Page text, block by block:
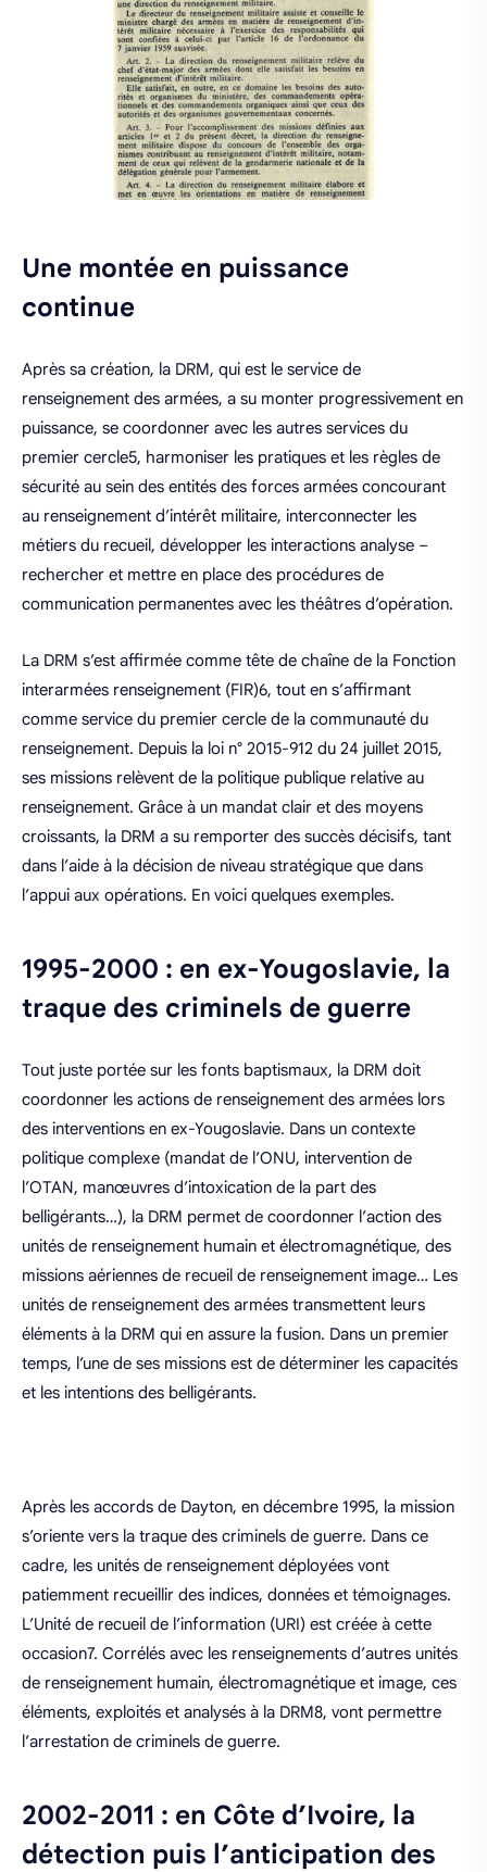
Une montée en puissance
continue
Après sa création, la DRM, qui est le service de
renseignement des armées, a su monter progressivement en
puissance, se coordonner avec les autres services du
premier cercle5, harmoniser les pratiques et les règles de
sécurité au sein des entités des forces armées concourant
au renseignement d’intérêt militaire, interconnecter les
métiers du recueil, développer les interactions analyse –
rechercher et mettre en place des procédures de
communication permanentes avec les théâtres d’opération.
La DRM s’est affirmée comme tête de chaîne de la Fonction
interarmées renseignement (FIR)6, tout en s’affirmant
comme service du premier cercle de la communauté du
renseignement. Depuis la loi n° 2015-912 du 24 juillet 2015,
ses missions relèvent de la politique publique relative au
renseignement. Grâce à un mandat clair et des moyens
croissants, la DRM a su remporter des succès décisifs, tant
dans l’aide à la décision de niveau stratégique que dans
l’appui aux opérations. En voici quelques exemples.
1995-2000 : en ex-Yougoslavie, la
traque des criminels de guerre
Tout juste portée sur les fonts baptismaux, la DRM doit
coordonner les actions de renseignement des armées lors
des interventions en ex-Yougoslavie. Dans un contexte
politique complexe (mandat de l’ONU, intervention de
l’OTAN, manœuvres d’intoxication de la part des
belligérants…), la DRM permet de coordonner l’action des
unités de renseignement humain et électromagnétique, des
missions aériennes de recueil de renseignement image… Les
unités de renseignement des armées transmettent leurs
éléments à la DRM qui en assure la fusion. Dans un premier
temps, l’une de ses missions est de déterminer les capacités
et les intentions des belligérants.
Après les accords de Dayton, en décembre 1995, la mission
s’oriente vers la traque des criminels de guerre. Dans ce
cadre, les unités de renseignement déployées vont
patiemment recueillir des indices, données et témoignages.
L’Unité de recueil de l’information (URI) est créée à cette
occasion7. Corrélés avec les renseignements d’autres unités
de renseignement humain, électromagnétique et image, ces
éléments, exploités et analysés à la DRM8, vont permettre
l’arrestation de criminels de guerre.
2002-2011 : en Côte d’Ivoire, la
détection puis l’anticipation des